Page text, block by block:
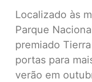
Localizado às
Parque
premiado
portas para
verão em